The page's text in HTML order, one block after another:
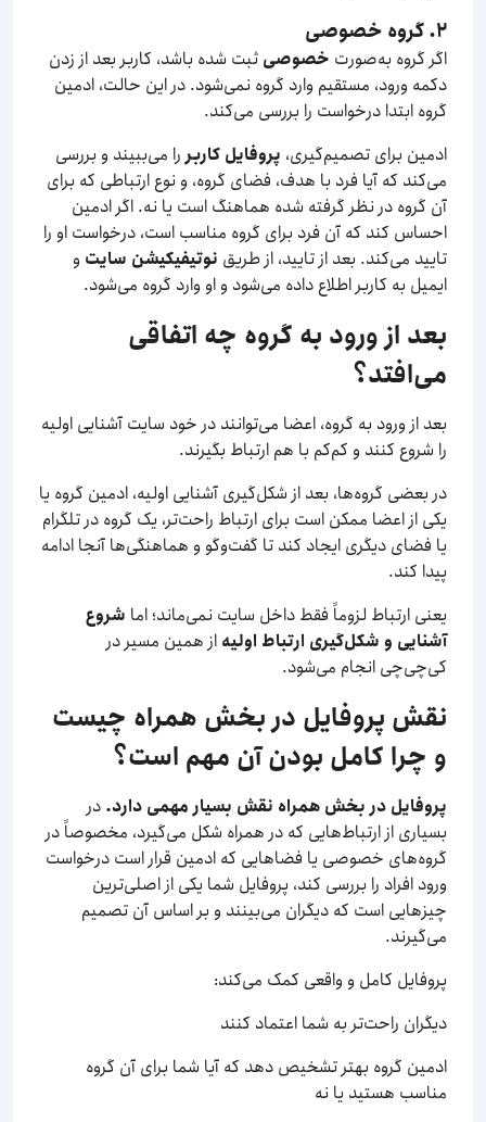
۲. گروه خصوصی
اگر گروه به‌صورت خصوصی ثبت شده باشد، کاربر بعد از زدن
دکمه ورود، مستقیم وارد گروه نمی‌شود. در این حالت، ادمین
گروه ابتدا درخواست را بررسی می‌کند.
ادمین برای تصمیم‌گیری، پروفایل کاربررا می‌ببیند و بررسی
می‌کند که آیا فرد با هدف، فضای گروه، و نوع ارتباطی که برای
آن گروه در نظر گرفته شده هماهنگ است یا نه. اگر ادمین
احساس کند که آن فرد برای گروه مناسب است، درخواست او را
تایید می‌کند. بعد از تایید، از طریق نوتیفیکیشن سایت و
ایمیل به کاربر اطلاع داده می‌شود و او وارد گروه می‌شود.
بعد از ورود به گروه چه اتفاقی
می‌افتد؟
بعد از ورود به گروه، اعضا می‌توانند در خود سایت آشنایی اولیه
را شروع کنند و کم‌کم با هم ارتباط بگیرند.
در بعضی گروه‌ها، بعد از شکل‌گیری آشنایی اولیه، ادمین گروه یا
یکی از اعضا ممکن است برای ارتباط راحت‌تر، یک گروه در تلگرام
یا فضای دیگری ایجاد کند تا گفت‌وگو و هماهنگی‌ها آنجا ادامه
پیدا کند.
یعنی ارتباط لزوماً فقط داخل سایت نمی‌ماند؛ اما شروع
آشنایی و شکل‌گیری ارتباط اولیه از همین مسیر در
کی‌چی‌چی انجام می‌شود.
نقش پروفایل در بخش همراه چیست
و چرا کامل بودن آن مهم است؟
پروفایل در بخش همراه نقش بسیار مهمی دارد. در
بسیاری از ارتباط‌هایی که در همراه شکل می‌گیرد، مخصوصاً در
گروه‌های خصوصی یا فضاهایی که ادمین قرار است درخواست
ورود افراد را بررسی کند، پروفایل شما یکی از اصلی‌ترین
چیزهایی است که دیگران می‌بینند و بر اساس آن تصمیم
می‌گیرند.
پروفایل کامل و واقعی کمک می‌کند:
دیگران راحت‌تر به شما اعتماد کنند
ادمین گروه بهتر تشخیص دهد که آیا شما برای آن گروه
مناسب هستید یا نه